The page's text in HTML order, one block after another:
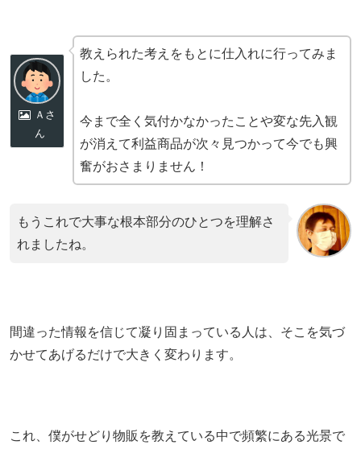
Ａさ
ん
教えられた考えをもとに仕入れに行ってみま
した。
今まで全く気付かなかったことや変な先入観
が消えて利益商品が次々見つかって今でも興
奮がおさまりません！
もうこれで大事な根本部分のひとつを理解さ
れましたね。
間違った情報を信じて凝り固まっている人は、そこを気づ
かせてあげるだけで大きく変わります。
これ、僕がせどり物販を教えている中で頻繁にある光景で